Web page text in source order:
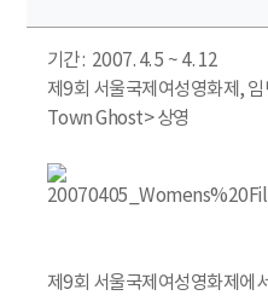
기간 : 2007. 4. 5 ~ 4. 12
제9회 서울국제여성영화제,
Town Ghost> 상영
제9회 서울국제여성영화제에